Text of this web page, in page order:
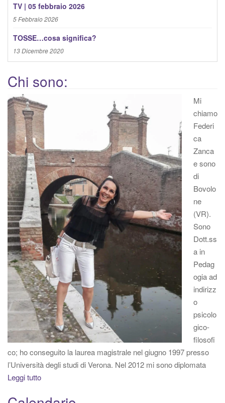
TV | 05 febbraio 2026
5 Febbraio 2026
TOSSE…cosa significa?
13 Dicembre 2020
Chi sono:
Mi
chiamo
Federi
ca
Zanca
e sono
di
Bovolo
ne
(VR).
Sono
Dott.ss
a in
Pedag
ogia ad
indirizz
o
psicolo
gico-
filosofi
co; ho conseguito la laurea magistrale nel giugno 1997 presso
l’Università degli studi di Verona. Nel 2012 mi sono diplomata
Leggi tutto